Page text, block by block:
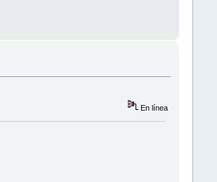
En línea